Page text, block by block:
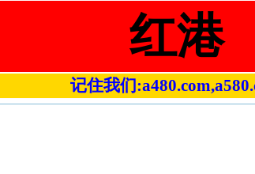
红港
记住我们